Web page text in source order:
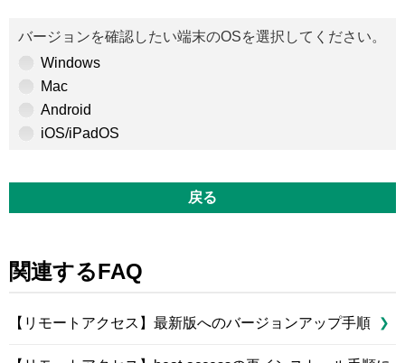
バージョンを確認したい端末のOSを選択してください。
Windows
Mac
Android
iOS/iPadOS
戻る
関連するFAQ
【リモートアクセス】最新版へのバージョンアップ手順